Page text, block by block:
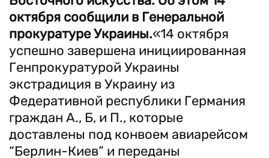
октября сообщили в Генеральной
прокуратуре Украины.«14 октября
успешно завершена инициированная
Генпрокуратурой Украины
экстрадиция в Украину из
Федеративной республики Германия
граждан А., Б, и П., которые
доставлены под конвоем авиарейсом
“Берлин-Киев” и переданы